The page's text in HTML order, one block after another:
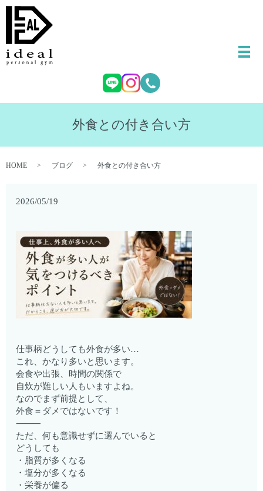
外食との付き合い方
HOME ブログ 外食との付き合い方
2026/05/19
仕事柄どうしても外食が多い…
これ、かなり多いと思います。
会食や出張、時間の関係で
自炊が難しい人もいますよね。
なのでまず前提として、
外食＝ダメではないです！
⸻
ただ、何も意識せずに選んでいると
どうしても
・脂質が多くなる
・塩分が多くなる
・栄養が偏る